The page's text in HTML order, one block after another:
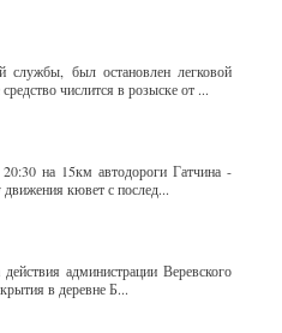
службы, был остановлен легковой
числится в розыске от ...
на 15км автодороги Гатчина -
кювет с послед...
администрации Веревского
в деревне Б...